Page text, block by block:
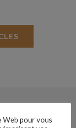
Web pour vous